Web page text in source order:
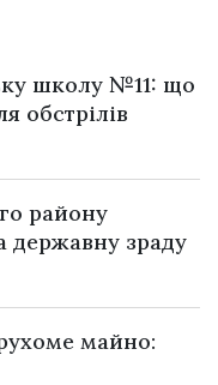
школу №11: що
обстрілів
району
державну зраду
майно: